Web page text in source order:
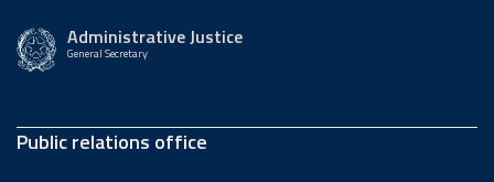
Administrative Justice
General Secretary
Public relations office